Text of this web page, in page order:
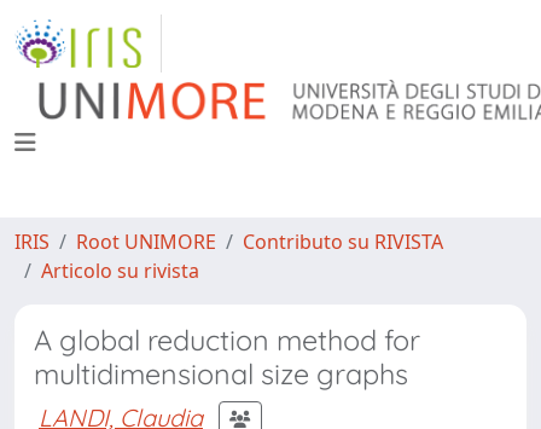
IRIS Root UNIMORE
Contributo su RIVISTA
Articolo su rivista
A global reduction method for
multidimensional size graphs
LANDI, Claudia